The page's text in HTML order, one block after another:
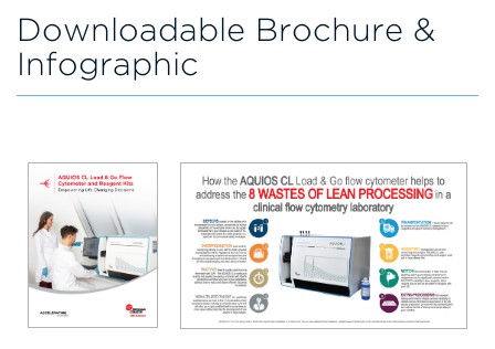
Downloadable Brochure &
Infographic